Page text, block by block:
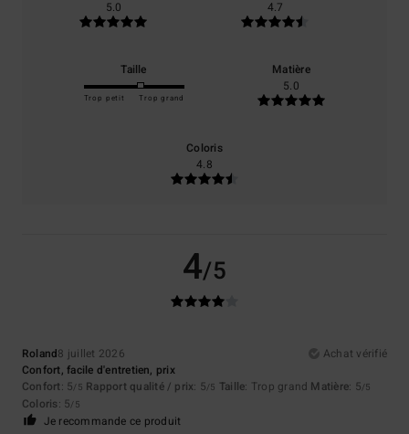
5.0
4.7
Taille
Trop petit Trop grand
Matière
5.0
Coloris
4.8
4/5
Roland8 juillet 2026
Achat vérifié
Confort, facile d'entretien, prix
Confort: 5/5 Rapport qualité / prix: 5/5 Taille: Trop grand Matière: 5/5
Coloris: 5/5
Je recommande ce produit